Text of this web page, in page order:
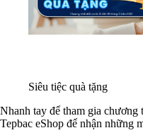
Siêu tiệc quà tặng
Nhanh tay để tham gia
Tepbac eShop để nhận những